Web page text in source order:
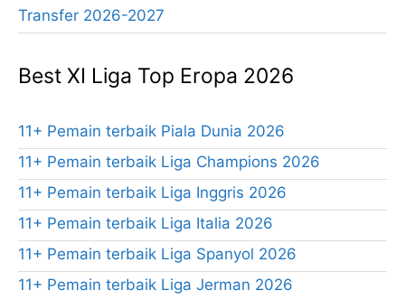
Transfer 2026-2027
Best XI Liga Top Eropa 2026
11+ Pemain terbaik Piala Dunia 2026
11+ Pemain terbaik Liga Champions 2026
11+ Pemain terbaik Liga Inggris 2026
11+ Pemain terbaik Liga Italia 2026
11+ Pemain terbaik Liga Spanyol 2026
11+ Pemain terbaik Liga Jerman 2026